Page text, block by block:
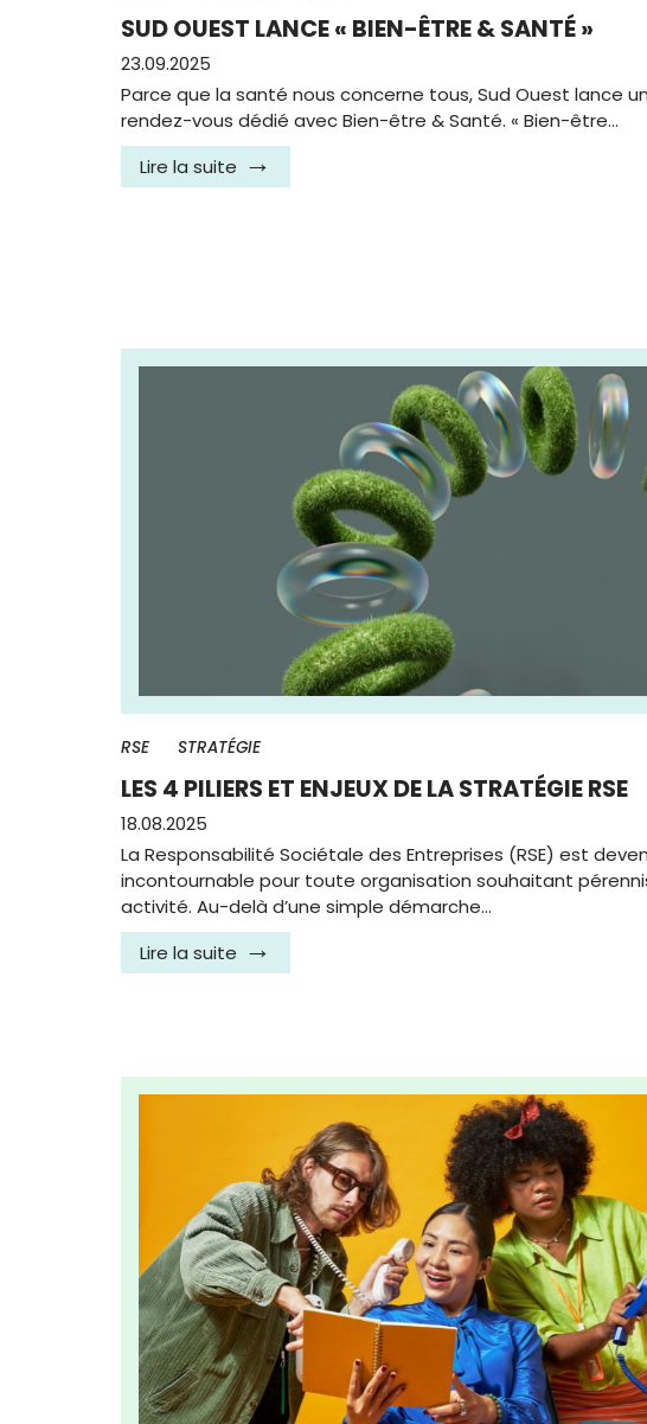
SUD OUEST LANCE « BIEN-ÊTRE & SANTÉ »
23.09.2025
Parce que la santé nous concerne tous, Sud Ouest lance
rendez-vous dédié avec Bien-être & Santé. « Bien-être…
Lire la suite
RSE STRATÉGIE
LES 4 PILIERS ET ENJEUX DE LA STRATÉGIE RSE
18.08.2025
La Responsabilité Sociétale des Entreprises (RSE) est
incontournable pour toute organisation souhaitant
activité. Au-delà d’une simple démarche…
Lire la suite